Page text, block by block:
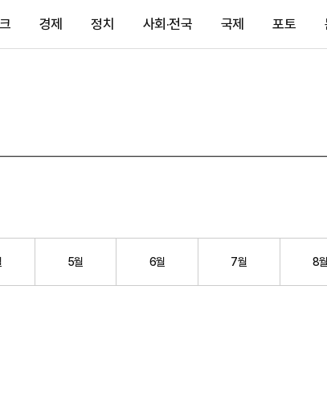
경제 정치 사회·전국 국제 포토
5월 6월 7월 8월